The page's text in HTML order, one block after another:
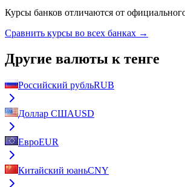
Курсы банков отличаются от
Сравнить курсы во всех банках →
Другие валюты к тенге
Российский рубльRUB
Доллар СШАUSD
ЕвроEUR
Китайский юаньCNY